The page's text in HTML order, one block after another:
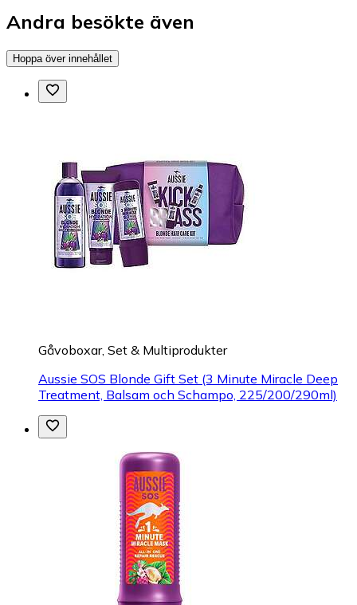
Andra besökte även
Hoppa över innehållet
Gåvoboxar, Set & Multiprodukter
Aussie SOS Blonde Gift Set (3 Minute Miracle Deep
Treatment, Balsam och Schampo, 225/200/290ml)